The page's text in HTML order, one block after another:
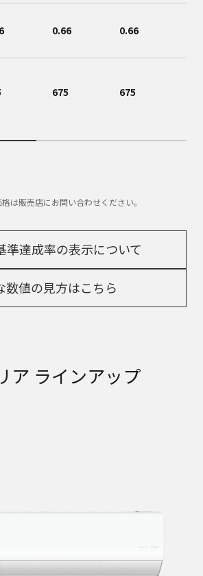
0.66 0.66
675 675
は販売店にお問い合わせください。
準達成率の表示について
数値の見方はこちら
ア ラインアップ